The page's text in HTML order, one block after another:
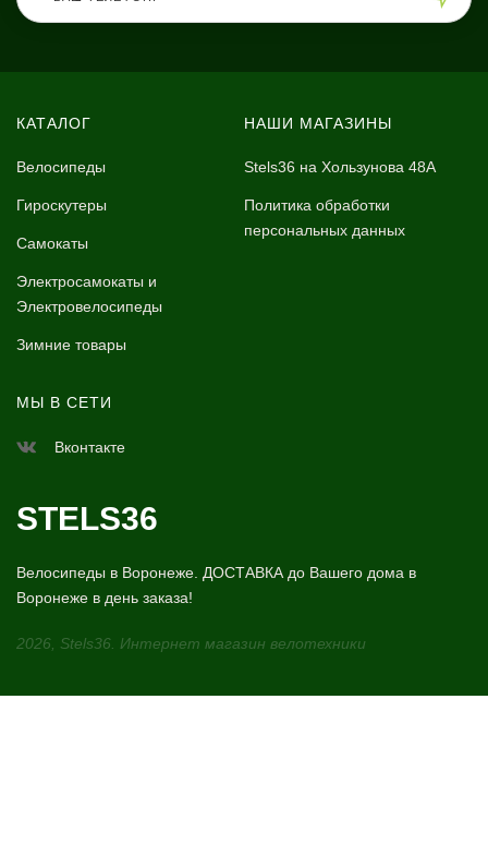
КАТАЛОГ
Велосипеды
Гироскутеры
Самокаты
Электросамокаты и
Электровелосипеды
Зимние товары
НАШИ МАГАЗИНЫ
Stels36 на Хользунова 48А
Политика обработки
персональных данных
МЫ В СЕТИ
Вконтакте
STELS36
Велосипеды в Воронеже. ДОСТАВКА до Вашего дома в
Воронеже в день заказа!
2026, Stels36. Интернет магазин велотехники